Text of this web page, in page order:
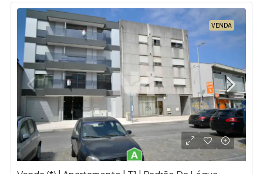
VENDA